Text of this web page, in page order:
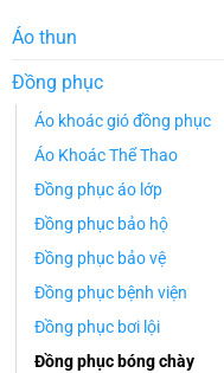
Áo thun
Đồng phục
Áo khoác gió đồng phục
Áo Khoác Thể Thao
Đồng phục áo lớp
Đồng phục bảo hộ
Đồng phục bảo vệ
Đồng phục bệnh viện
Đồng phục bơi lội
Đồng phục bóng chày